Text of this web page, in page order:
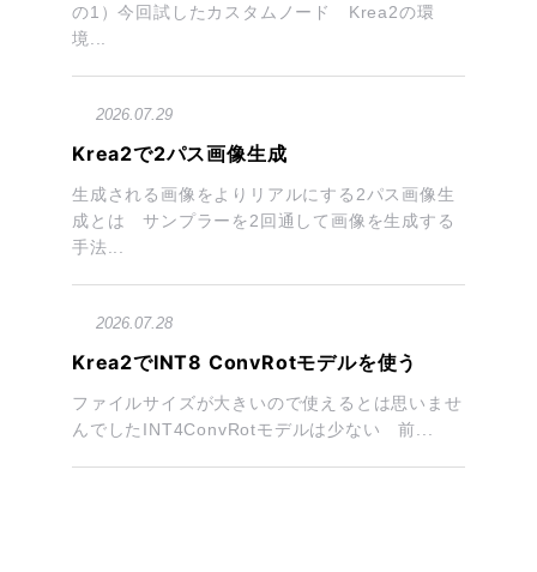
の1）今回試したカスタムノード Krea2の環
境...
2026.07.29
Krea2で2パス画像生成
生成される画像をよりリアルにする2パス画像生
成とは サンプラーを2回通して画像を生成する
手法...
2026.07.28
Krea2でINT8 ConvRotモデルを使う
ファイルサイズが大きいので使えるとは思いませ
んでしたINT4ConvRotモデルは少ない 前...